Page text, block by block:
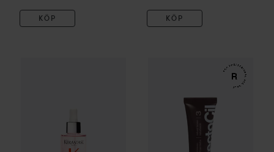
KÖP KÖP
Serum Anti-Chute Fortifiant
RefectoCilEyelash